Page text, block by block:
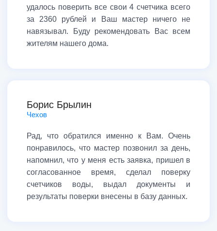
удалось поверить все свои 4 счетчика всего
за 2360 рублей и Ваш мастер ничего не
навязывал. Буду рекомендовать Вас всем
жителям нашего дома.
Борис Брылин
Чехов
Рад, что обратился именно к Вам. Очень
понравилось, что мастер позвонил за день,
напомнил, что у меня есть заявка, пришел в
согласованное время, сделал поверку
счетчиков воды, выдал документы и
результаты поверки внесены в базу данных.